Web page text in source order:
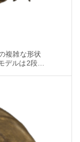
複雑な形状
ルは2段階